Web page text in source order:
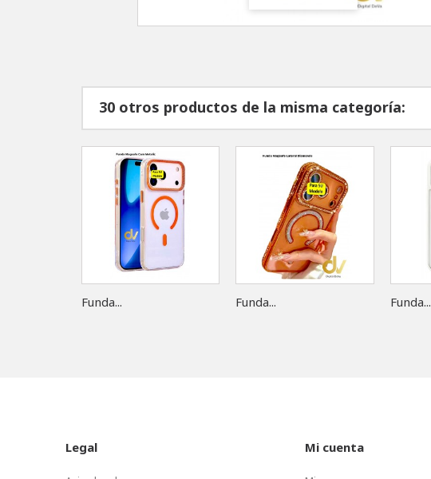
30 otros productos de la misma categoría:
Funda... Funda... Funda...
Legal Mi cuenta